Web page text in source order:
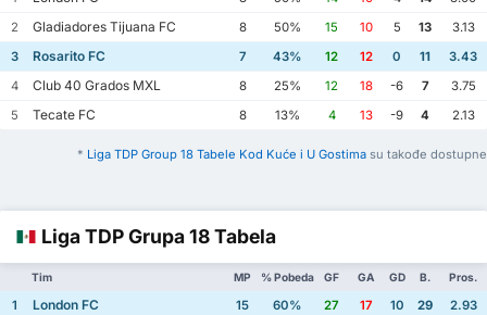
2
Gladiadores Tijuana FC 8 50% 15 10 5 13
3.13
3
Rosarito FC 7 43% 12 12 0 11
3.43
4
Club 40 Grados MXL 8 25% 12 18 -6 7
3.75
5
Tecate FC 8 13% 4 13 -9 4 2.13
* Liga TDP Group 18 Tabele Kod Kuće i U Gostima su takođe dostupne
Liga TDP Grupa 18 Tabela
Tim MP % Pobeda GF GA GD B. Pros.
1 London FC 15 60% 27 17 10 29
2.93